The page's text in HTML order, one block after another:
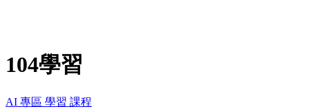
104學習
AI 專區 學習 課程